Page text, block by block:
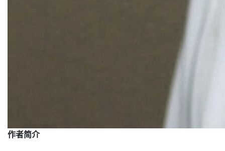
作者简介